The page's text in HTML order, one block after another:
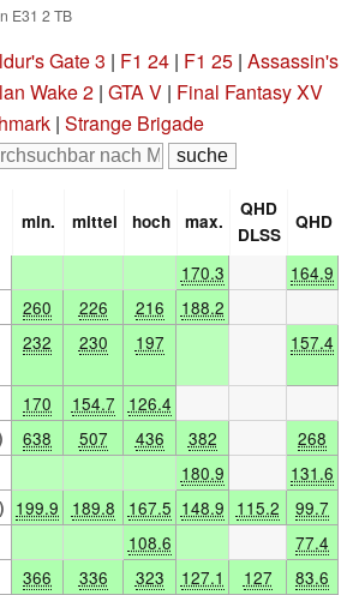
E31 2 TB
Gate 3 | F1 24| F1 25| Assassin's
Wake 2 | GTA V | Final Fantasy XV
| Strange Brigade
min. mittel hoch max.
QHD
DLSS
QHD
170.3 164.9
260 226 216 188.2
232 230 197 157.4
170 154.7 126.4
638 507 436 382 268
180.9 131.6
199.9 189.8 167.5 148.9 115.2 99.7
108.6 77.4
366 336 323 127.1 127 83.6